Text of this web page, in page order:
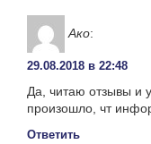
Ако:
29.08.2018 в 22:48
Да, читаю отзывы и
произошло, чт
Ответить